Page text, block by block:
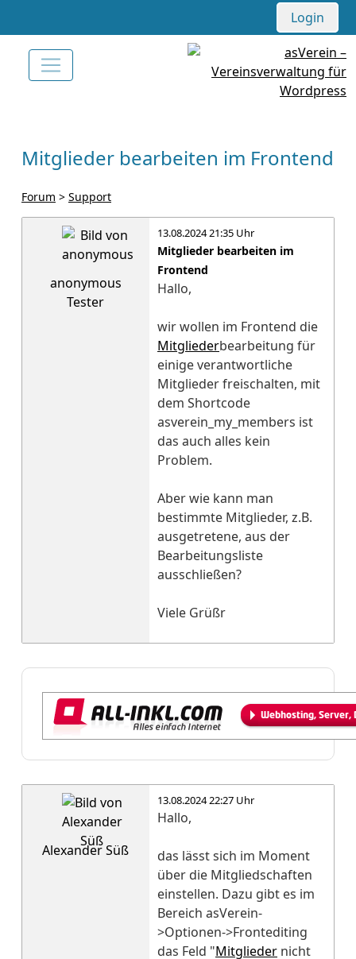
Login
Mitglieder bearbeiten im Frontend
Forum > Support
anonymous
Tester
13.08.2024 21:35 Uhr
Mitglieder bearbeiten im
Frontend
Hallo,
wir wollen im Frontend die
Mitgliederbearbeitung für
einige verantwortliche
Mitglieder freischalten, mit
dem Shortcode
asverein_my_members ist
das auch alles kein
Problem.
Aber wie kann man
bestimmte Mitglieder, z.B.
ausgetretene, aus der
Bearbeitungsliste
ausschließen?
Viele Grüßr
Alexander Süß
13.08.2024 22:27 Uhr
Hallo,
das lässt sich im Moment
über die Mitgliedschaften
einstellen. Dazu gibt es im
Bereich asVerein-
>Optionen->Frontediting
das Feld "Mitglieder nicht